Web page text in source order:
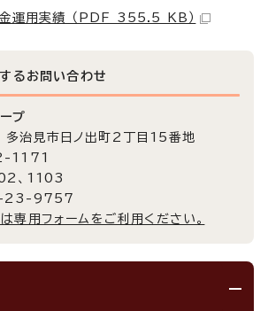
運用実績 （PDF 355.5 KB）
る お問い合わせ
プ
見市日ノ出町2丁目15番地
1171
、1103
23-9757
専用フォームをご利用ください。